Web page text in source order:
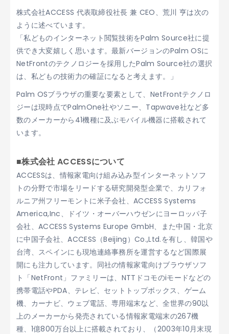
株式会社ACCESS 代表取締役社長 兼 CEO、荒川 亨は次の
ように述べています。
「私どものインターネット閲覧技術をPalm Source社に提
供でき大変嬉しく思います。最新バージョンのPalm OSに
NetFrontのテクノロジーを採用したPalm Source社の選択
は、私どもの技術力の確証になると考えます。」
Palm OSブラウザの重要な要素として、NetFrontテクノロ
ジーは現時点でPalmOne社やソニー、Tapwave社など多
数のメーカーから41機種に及ぶモバイル機器に搭載されて
います。
■株式会社 ACCESSについて
ACCESSは、情報家電向け組み込み型インターネットソフ
トの分野で市場をリードする研究開発型企業で、カリフォ
ルニア州フリーモントに米子会社、ACCESS Systems
America,Inc、ドイツ・オーバーハウゼンにヨーロッパ子
会社、ACCESS Systems Europe GmbH、また中国・北京
に中国子会社、ACCESS（Beijing）Co.,Ltd.を有し、韓国や
台湾、スペインにも現地連絡事務所を運営するなど国際展
開にも注力しています。同社の情報家電向けブラウザソフ
ト「NetFront」ファミリーは、NTTドコモのiモードなどの
携帯電話やPDA、テレビ、セットトップボックス、ゲーム
機、カーナビ、ウェブ電話、専用端末など、全世界の90以
上のメーカーから発売されている情報家電端末の267機
種、1億800万台以上に搭載されており、（2003年10月末現